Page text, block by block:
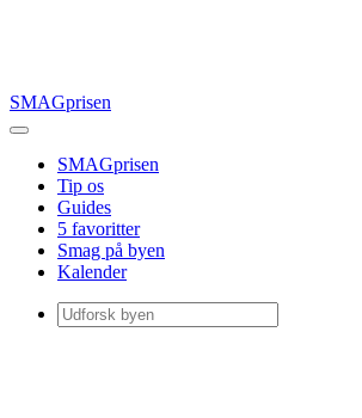
SMAGprisen
SMAGprisen
Tip os
Guides
5 favoritter
Smag på byen
Kalender